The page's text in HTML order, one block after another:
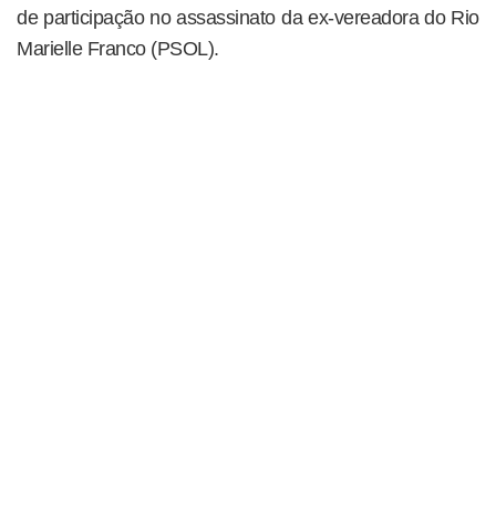
de participação no assassinato da ex-vereadora do Rio
Marielle Franco (PSOL).